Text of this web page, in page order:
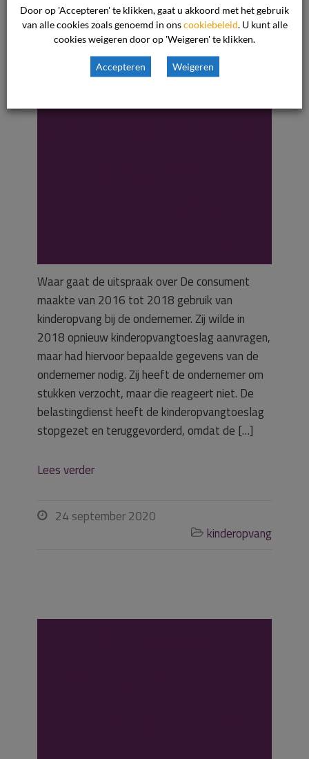
stukken voor
aanvraag
kinderopvangtoe
Waar gaat de uitspraak over De consument
maakte van 2016 tot 2018 gebruik van
kinderopvang bij de ondernemer. Zij wilde in
2018 opnieuw kinderopvangtoeslag aanvragen,
maar had hiervoor bepaalde gegevens van de
ondernemer nodig. Zij heeft de ondernemer om
stukken verzocht, maar die reageert niet. De
belastingdienst heeft de kinderopvangtoeslag
stopgezet en teruggevorderd, omdat de […]
Lees verder
 24 september 2020
 kinderopvang
Door op 'Accepteren' te klikken, gaat u akkoord met het gebruik
van alle cookies zoals genoemd in onscookiebeleid . U kunt alle
cookies weigeren door op 'Weigeren' te klikken.
Accepteren Weigeren